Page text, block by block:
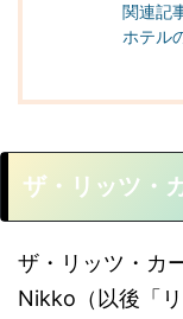
関連記
ホテル
ザ・リッツ・
ザ・リッツ・カ
Nikko（以後「